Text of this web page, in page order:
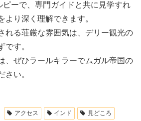
ーで、専門ガイドと共に見学すれ
より深く理解できます。
れる荘厳な雰囲気は、デリー観光の
です。
、ぜひラールキラーでムガル帝国の
さい。
アクセス インド 見どころ